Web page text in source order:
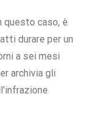
questo caso, è
durare per un
a sei mesi
archivia gli